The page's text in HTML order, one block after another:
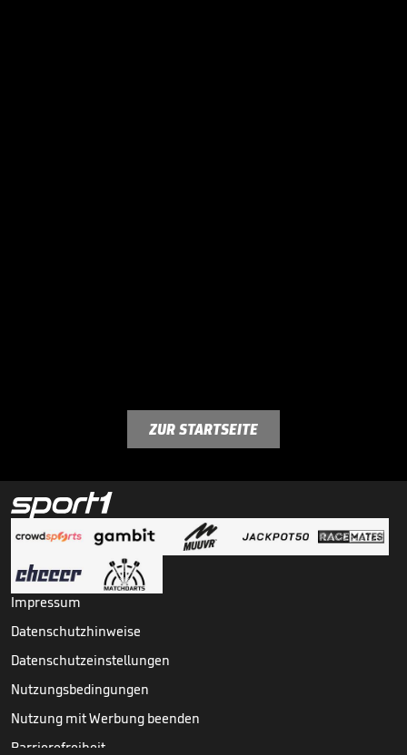
ZUR STARTSEITE
Impressum
Datenschutzhinweise
Datenschutzeinstellungen
Nutzungsbedingungen
Nutzung mit Werbung beenden
Barrierefreiheit